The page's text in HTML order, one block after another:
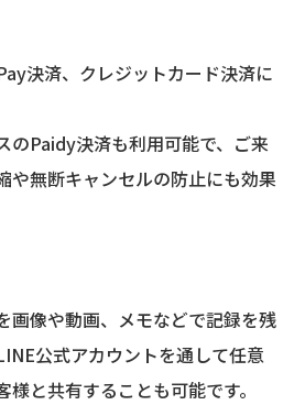
決済、クレジットカード決済に
のPaidy決済も利用可能で、ご来
や無断キャンセルの防止にも効果
画像や動画、メモなどで記録を残
公式アカウントを通して任意
と共有することも可能です。